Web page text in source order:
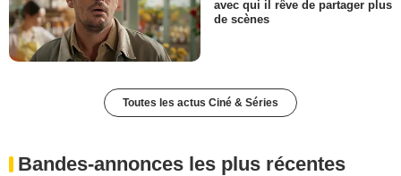
avec qui il rêve de partager plus
de scènes
Toutes les actus Ciné & Séries
Bandes-annonces les plus récentes